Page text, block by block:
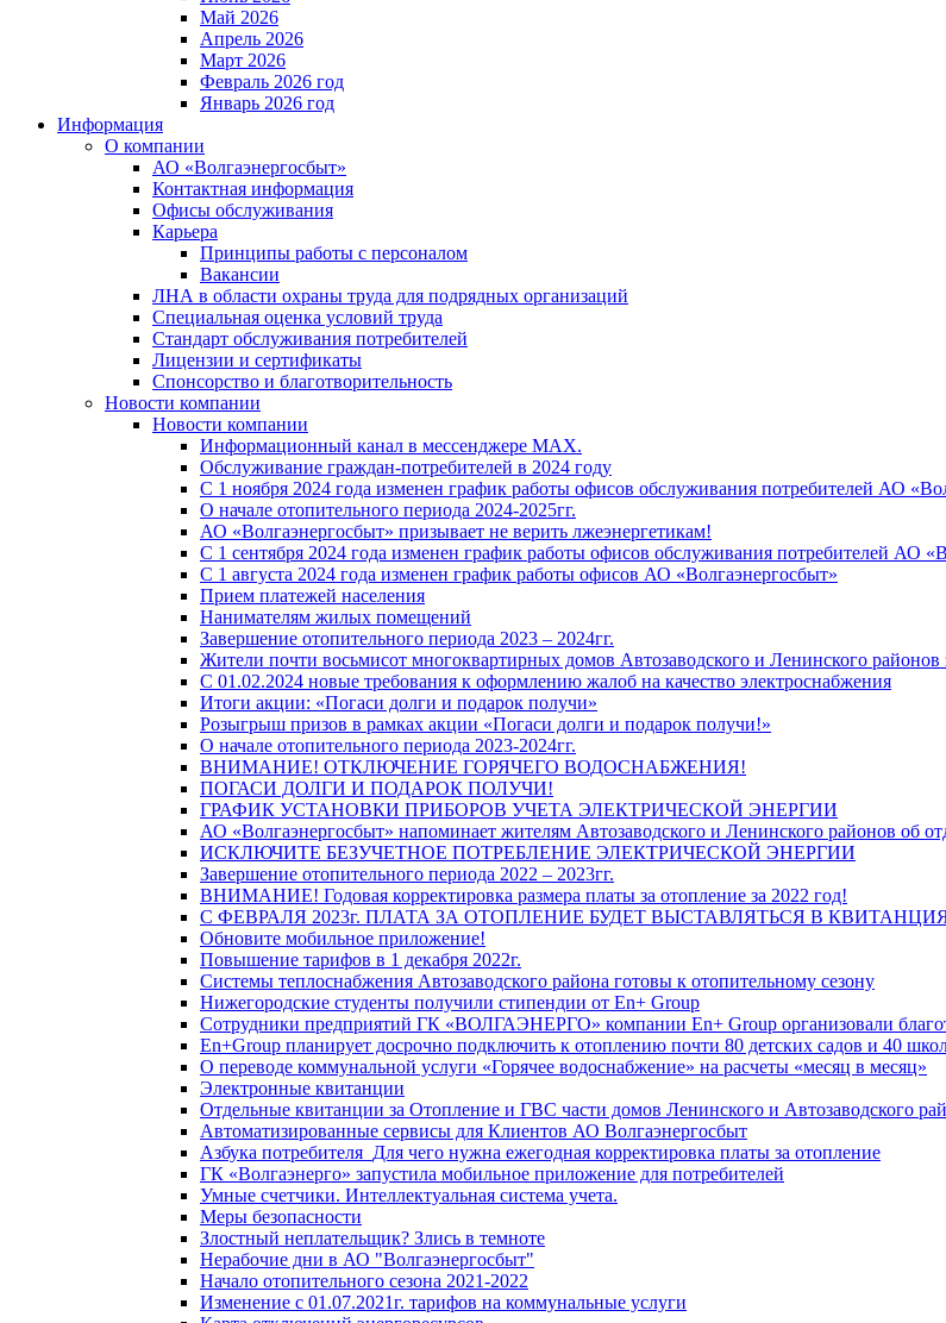
Май 2026
Апрель 2026
Март 2026
Февраль 2026 год
Январь 2026 год
Информация
О компании
АО «Волгаэнергосбыт»
Контактная информация
Офисы обслуживания
Карьера
Принципы работы с персоналом
Вакансии
ЛНА в области охраны труда для подрядных организаций
Специальная оценка условий труда
Стандарт обслуживания потребителей
Лицензии и сертификаты
Спонсорство и благотворительность
Новости компании
Новости компании
Информационный канал в мессенджере MAX.
Обслуживание граждан-потребителей в 2024 году
С 1 ноября 2024 года изменен график работы офисов обслуживания потребителей АО
О начале отопительного периода 2024-2025гг.
АО «Волгаэнергосбыт» призывает не верить лжеэнергетикам!
С 1 сентября 2024 года изменен график работы офисов обслуживания потребителей АО
С 1 августа 2024 года изменен график работы офисов АО «Волгаэнергосбыт»
Прием платежей населения
Нанимателям жилых помещений
Завершение отопительного периода 2023 – 2024гг.
Жители почти восьмисот многоквартирных домов Автозаводского и Ленинского районов
С 01.02.2024 новые требования к оформлению жалоб на качество электроснабжения
Итоги акции: «Погаси долги и подарок получи»
Розыгрыш призов в рамках акции «Погаси долги и подарок получи!»
О начале отопительного периода 2023-2024гг.
ВНИМАНИЕ! ОТКЛЮЧЕНИЕ ГОРЯЧЕГО ВОДОСНАБЖЕНИЯ!
ПОГАСИ ДОЛГИ И ПОДАРОК ПОЛУЧИ!
ГРАФИК УСТАНОВКИ ПРИБОРОВ УЧЕТА ЭЛЕКТРИЧЕСКОЙ ЭНЕРГИИ
АО «Волгаэнергосбыт» напоминает жителям Автозаводского и Ленинского районов об
ИСКЛЮЧИТЕ БЕЗУЧЕТНОЕ ПОТРЕБЛЕНИЕ ЭЛЕКТРИЧЕСКОЙ ЭНЕРГИИ
Завершение отопительного периода 2022 – 2023гг.
ВНИМАНИЕ! Годовая корректировка размера платы за отопление за 2022 год!
С ФЕВРАЛЯ 2023г. ПЛАТА ЗА ОТОПЛЕНИЕ БУДЕТ ВЫСТАВЛЯТЬСЯ В
Обновите мобильное приложение!
Повышение тарифов в 1 декабря 2022г.
Системы теплоснабжения Автозаводского района готовы к отопительному сезону
Нижегородские студенты получили стипендии от En+ Group
Сотрудники предприятий ГК «ВОЛГАЭНЕРГО» компании En+ Group организовали
En+Group планирует досрочно подключить к отоплению почти 80 детских садов и 40
О переводе коммунальной услуги «Горячее водоснабжение» на расчеты «месяц в месяц»
Электронные квитанции
Отдельные квитанции за Отопление и ГВС части домов Ленинского и Автозаводского
Автоматизированные сервисы для Клиентов АО Волгаэнергосбыт
Азбука потребителя_Для чего нужна ежегодная корректировка платы за отопление
ГК «Волгаэнерго» запустила мобильное приложение для потребителей
Умные счетчики. Интеллектуальная система учета.
Меры безопасности
Злостный неплательщик? Злись в темноте
Нерабочие дни в АО "Волгаэнергосбыт"
Начало отопительного сезона 2021-2022
Изменение с 01.07.2021г. тарифов на коммунальные услуги